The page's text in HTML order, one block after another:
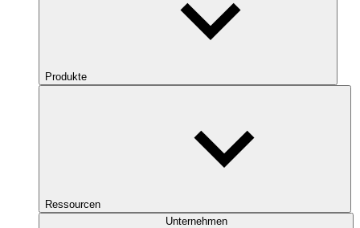
Produkte
Ressourcen
Unternehmen